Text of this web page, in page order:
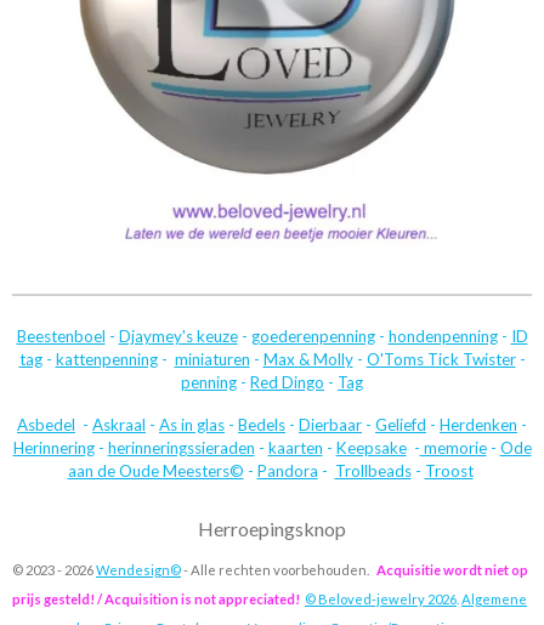
Beestenboel - Djaymey's keuze- goederenpenning- hondenpenning- ID
tag- kattenpenning- miniaturen - Max & Molly- O'Toms Tick Twister-
penning - Red Dingo - Tag
Asbedel - Askraal - As in glas - Bedels - Dierbaar - Geliefd - Herdenken -
Herinnering- herinneringssieraden - kaarten - Keepsake- memorie- Ode
aan de Oude Meesters© - Pandora - Trollbeads- Troost
Herroepingsknop
© 2023 - 2026Wendesign©- Alle rechten voorbehouden.
Acquisitie wordt niet op
prijs gesteld! / Acquisition is not appreciated! © Beloved-jewelry 2026 Algemene